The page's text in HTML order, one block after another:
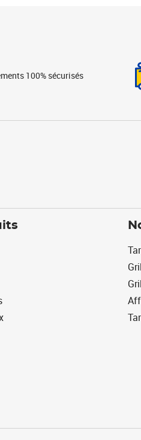
100% sécurisés